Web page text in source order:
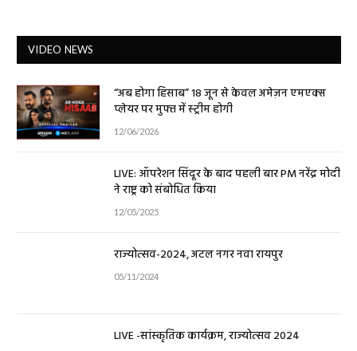
VIDEO NEWS
“अब होगा हिसाब” 18 जून से केवल अमेज़न एमएक्स
प्लेयर पर मुफ्त में स्ट्रीम होगी
12/06/2026
LIVE: ऑपरेशन सिंदूर के बाद पहली बार PM नरेंद्र मोदी
ने राष्ट्र को संबोधित किया
12/05/2025
राज्योत्सव-2024, अटल नगर नवा रायपुर
05/11/2024
LIVE -सांस्कृतिक कार्यक्रम, राज्योत्सव 2024